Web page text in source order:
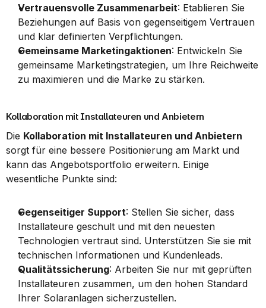
Vertrauensvolle Zusammenarbeit: Etablieren Sie
Beziehungen auf Basis von gegenseitigem Vertrauen
und klar definierten Verpflichtungen.
Gemeinsame Marketingaktionen: Entwickeln Sie
gemeinsame Marketingstrategien, um Ihre Reichweite
zu maximieren und die Marke zu stärken.
Kollaboration mit Installateuren und Anbietern
Die Kollaboration mit Installateuren und Anbietern
sorgt für eine bessere Positionierung am Markt und
kann das Angebotsportfolio erweitern. Einige
wesentliche Punkte sind:
Gegenseitiger Support: Stellen Sie sicher, dass
Installateure geschult und mit den neuesten
Technologien vertraut sind. Unterstützen Sie sie mit
technischen Informationen und Kundenleads.
Qualitätssicherung: Arbeiten Sie nur mit geprüften
Installateuren zusammen, um den hohen Standard
Ihrer Solaranlagen sicherzustellen.